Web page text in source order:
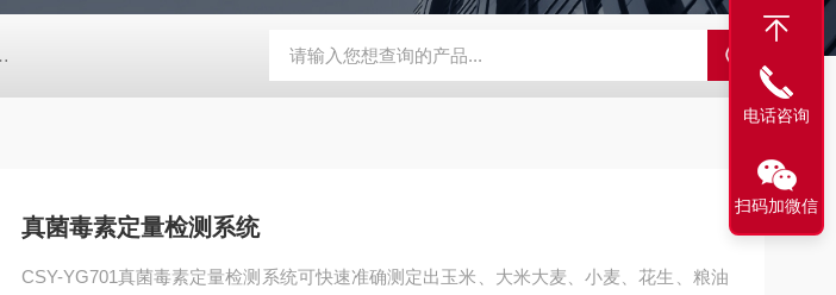
多样品平行蒸发仪多样品平行蒸发仪 SBD-100B SBD-100D成都漏氯报警仪 漏氯报警器 漏氯检测仪
真菌毒素定量检测系统
CSY-YG701真菌毒素定量检测系统可快速准确测定出玉米、大米大麦、小麦、花生、粮油
电话咨询
扫码加微信